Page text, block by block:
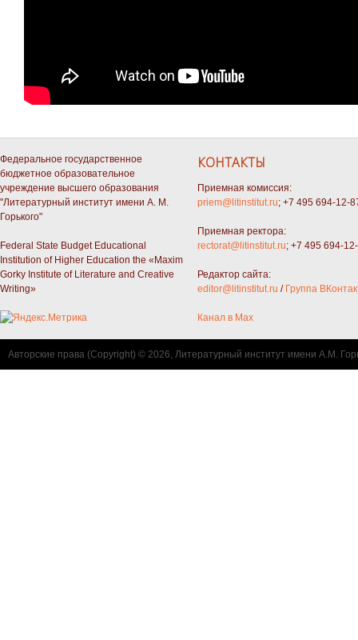
Федеральное государственное
бюджетное образовательное
учреждение высшего образования
"Литературный институт имени А. М.
Горького"
Federal State Budget Educational
Institution of Higher Education the «Maxim
Gorky Institute of Literature and Creative
Writing»
КОНТАКТЫ
Приемная комиссия:
priem@litinstitut.ru; +7 495 694-12-
Приемная ректора:
rectorat@litinstitut.ru; +7 495 694-
Редактор сайта:
editor@litinstitut.ru / Группа
Канал в Max
Авторские права (Copyright) © 2026, Литературный институт имени А.М.